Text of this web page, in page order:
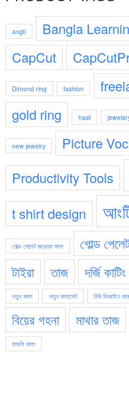
angti Bangla
CapCut
Dimond ring fashion
gold ring hasli
new jewelry
Picture
Productivity Tools
t shirt design
গোল্ড পেলেট জড়োয়া মালা গোল্ড
টাইরা তাজ দর্জি কাটিং
নতুন মালা নতুন মালাসেট নিউ ডিজাইন
বিয়ের গহনা মাথার তাজ
হাসলি মালা